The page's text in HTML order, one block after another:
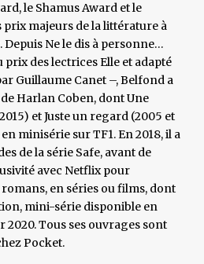
le Shamus Award et le
majeurs de la littérature à
Depuis Ne le dis à personne…
des lectrices Elle et adapté
Guillaume Canet –, Belfond a
Harlan Coben, dont Une
et Juste un regard (2005 et
minisérie sur TF1. En 2018, il a
de la série Safe, avant de
avec Netflix pour
romans, en séries ou films, dont
mini-série disponible en
Tous ses ouvrages sont
Pocket.